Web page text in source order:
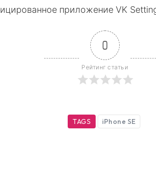
приложение VK
0
Рейтинг статьи
TAGS iPhone SE